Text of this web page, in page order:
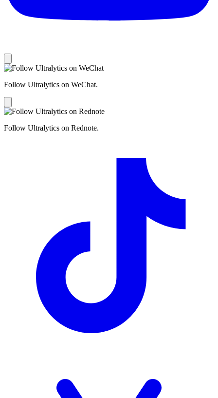
Follow Ultralytics on WeChat.
Follow Ultralytics on Rednote.